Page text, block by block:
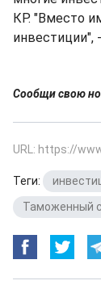
КР. "Вместо
инвестиции",
Сообщи свою
URL: https://
Теги:
Таможенный